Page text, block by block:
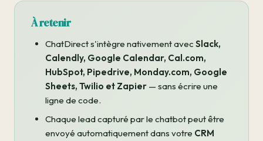
À retenir
ChatDirect s'intègre nativement avec Slack,
Calendly, Google Calendar, Cal.com,
HubSpot, Pipedrive, Monday.com, Google
Sheets, Twilio et Zapier — sans écrire une
ligne de code.
Chaque lead capturé par le chatbot peut être
envoyé automatiquement dans votre CRM